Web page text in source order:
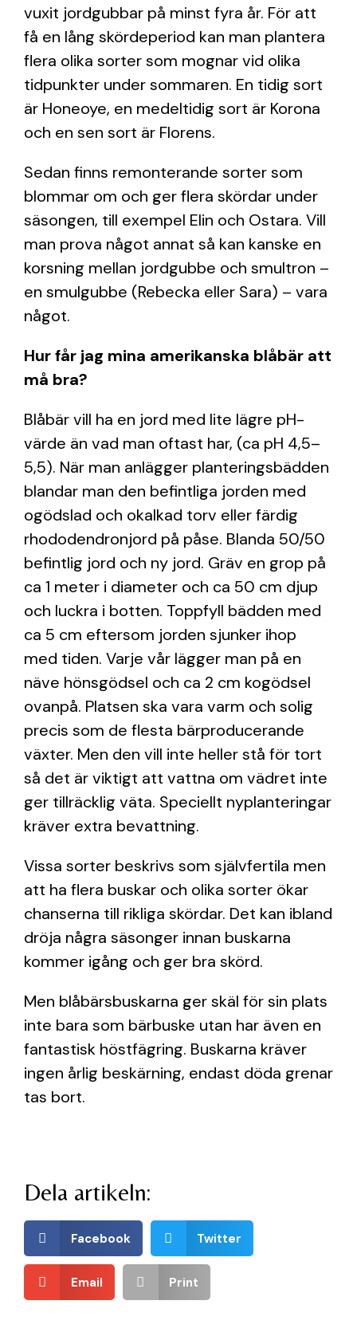
vuxit jordgubbar på minst fyra år. För att
få en lång skördeperiod kan man plantera
flera olika sorter som mognar vid olika
tidpunkter under sommaren. En tidig sort
är Honeoye, en medeltidig sort är Korona
och en sen sort är Florens.
Sedan finns remonterande sorter som
blommar om och ger flera skördar under
säsongen, till exempel Elin och Ostara. Vill
man prova något annat så kan kanske en
korsning mellan jordgubbe och smultron –
en smulgubbe (Rebecka eller Sara) – vara
något.
Hur får jag mina amerikanska blåbär att
må bra?
Blåbär vill ha en jord med lite lägre pH-
värde än vad man oftast har, (ca pH 4,5–
5,5). När man anlägger planteringsbädden
blandar man den befintliga jorden med
ogödslad och okalkad torv eller färdig
rhododendronjord på påse. Blanda 50/50
befintlig jord och ny jord. Gräv en grop på
ca 1 meter i diameter och ca 50 cm djup
och luckra i botten. Toppfyll bädden med
ca 5 cm eftersom jorden sjunker ihop
med tiden. Varje vår lägger man på en
näve hönsgödsel och ca 2 cm kogödsel
ovanpå. Platsen ska vara varm och solig
precis som de flesta bärproducerande
växter. Men den vill inte heller stå för tort
så det är viktigt att vattna om vädret inte
ger tillräcklig väta. Speciellt nyplanteringar
kräver extra bevattning.
Vissa sorter beskrivs som självfertila men
att ha flera buskar och olika sorter ökar
chanserna till rikliga skördar. Det kan ibland
dröja några säsonger innan buskarna
kommer igång och ger bra skörd.
Men blåbärsbuskarna ger skäl för sin plats
inte bara som bärbuske utan har även en
fantastisk höstfägring. Buskarna kräver
ingen årlig beskärning, endast döda grenar
tas bort.
Dela artikeln:
Facebook Twitter
Email Print